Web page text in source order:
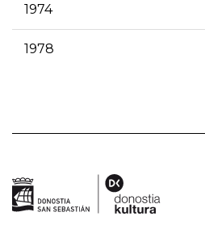
1974
1978